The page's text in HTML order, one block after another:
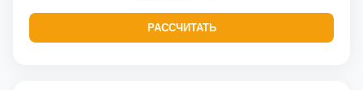
РАССЧИТАТЬ